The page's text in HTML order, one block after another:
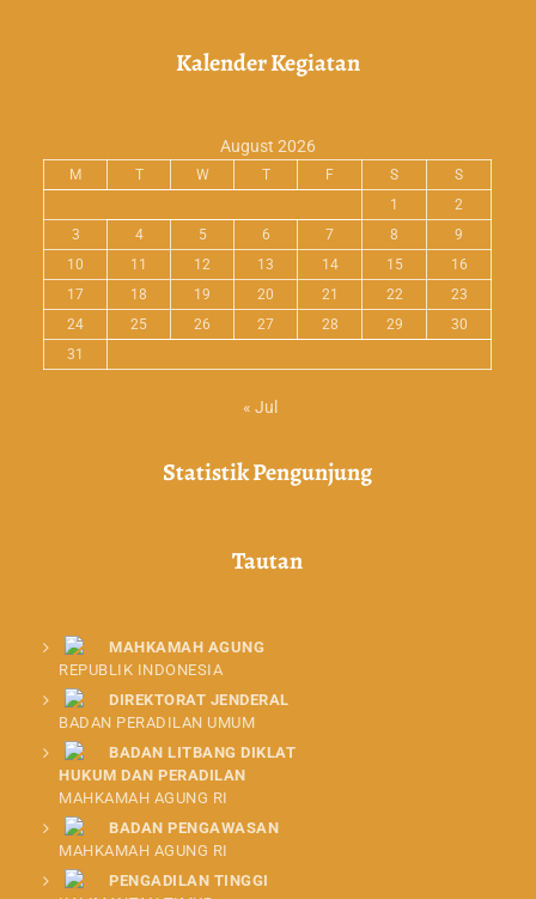
Kalender Kegiatan
August 2026
M T W T F S
S
1
2
3
4 5 6 7 8
9
10
11 12 13 14 15
16
17
18 19 20 21 22
23
24
25 26 27 28 29
30
31
« Jul
Statistik Pengunjung
Tautan
MAHKAMAH AGUNG
REPUBLIK INDONESIA
DIREKTORAT JENDERAL
BADAN PERADILAN UMUM
BADAN LITBANG DIKLAT
HUKUM DAN PERADILAN
MAHKAMAH AGUNG RI
BADAN PENGAWASAN
MAHKAMAH AGUNG RI
PENGADILAN TINGGI